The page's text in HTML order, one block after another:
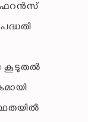
കൂടുതൽ